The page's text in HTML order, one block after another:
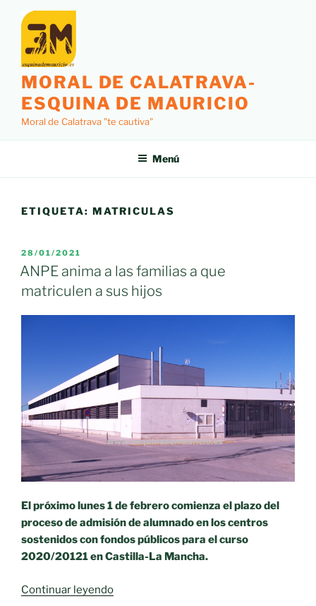
contenido
MORAL DE CALATRAVA-
ESQUINA DE MAURICIO
Moral de Calatrava "te cautiva"
Menú
ETIQUETA: MATRICULAS
PUBLICADO
EL
28/01/2021
ANPE anima a las familias a que
matriculen a sus hijos
El próximo lunes 1 de febrero comienza el plazo del
proceso de admisión de alumnado en los centros
sostenidos con fondos públicos para el curso
2020/20121 en Castilla-La Mancha.
Continuar leyendo«ANPE